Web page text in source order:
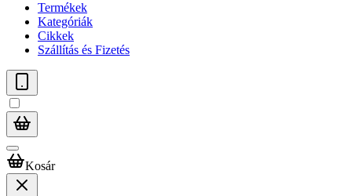
Termékek
Kategóriák
Cikkek
Szállítás és Fizetés
Kosár